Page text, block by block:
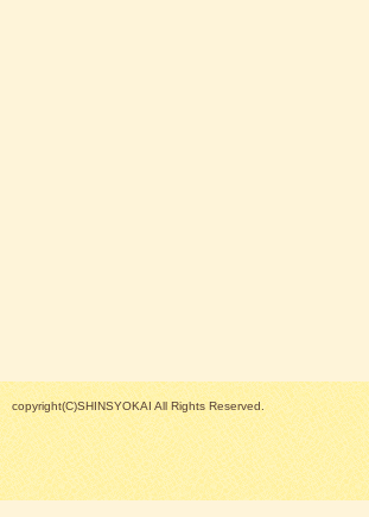
copyright(C)SHINSYOKAI All Rights Reserved.